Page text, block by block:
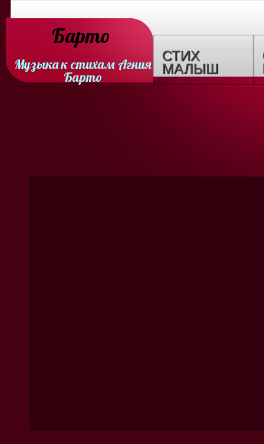
Барто
Музыка к стихам Агния
Барто
СТИХ
МАЛЫШ